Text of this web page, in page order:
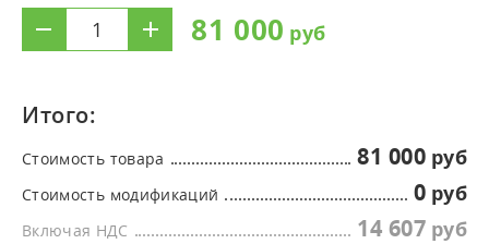
81 000
Итого:
Стоимость товара 81 000
Стоимость модификаций 0
Включая НДС 14 607